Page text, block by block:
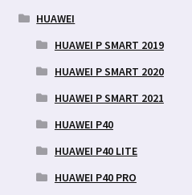
HUAWEI
HUAWEI P SMART 2019
HUAWEI P SMART 2020
HUAWEI P SMART 2021
HUAWEI P40
HUAWEI P40 LITE
HUAWEI P40 PRO